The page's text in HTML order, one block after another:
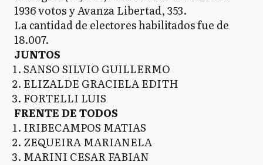
1936 votos y Avanza Libertad, 353.
La cantidad de electores habilitados fue de
18.007.
JUNTOS
SANSO SILVIO GUILLERMO
ELIZALDE GRACIELA EDITH
FORTELLI LUIS
FRENTE DE TODOS
IRIBECAMPOS MATIAS
ZEQUEIRA MARIANELA
MARINI CESAR FABIAN